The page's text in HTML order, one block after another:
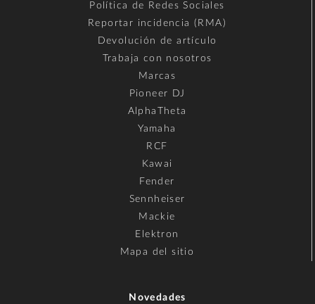
Política de Redes Sociales
Reportar incidencia (RMA)
Devolución de artículo
Trabaja con nosotros
Marcas
Pioneer DJ
AlphaTheta
Yamaha
RCF
Kawai
Fender
Sennheiser
Mackie
Elektron
Mapa del sitio
Novedades